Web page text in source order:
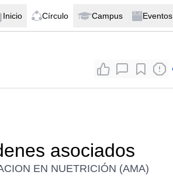
Inicio Círculo Campus Eventos
asociados
EN NUETRICIÓN (AMA)